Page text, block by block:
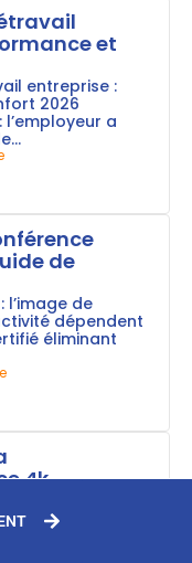
et
entreprise :
2026
l’employeur a
de
l’image de
dépendent
éliminant
4k
: l’adoption de